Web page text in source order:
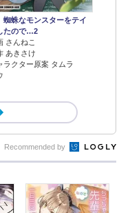
蜘蛛なモンスターをテイ
たので…2
さんねこ
あきさけ
ラクター原案 タムラ
Recommended by